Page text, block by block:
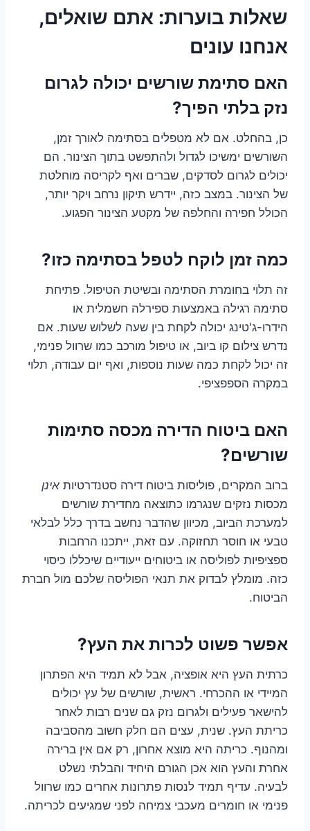
שאלות בוערות: אתם שואלים,
אנחנו עונים
האם סתימת שורשים יכולה לגרום
נזק בלתי הפיך?
כן, בהחלט. אם לא מטפלים בסתימה לאורך זמן,
השורשים ימשיכו לגדול ולהתפשט בתוך הצינור. הם
יכולים לגרום לסדקים, שברים ואף לקריסה מוחלטת
של הצינור. במצב כזה, יידרש תיקון נרחב ויקר יותר,
הכולל חפירה והחלפה של מקטע הצינור הפגוע.
כמה זמן לוקח לטפל בסתימה כזו?
זה תלוי בחומרת הסתימה ובשיטת הטיפול. פתיחת
סתימה רגילה באמצעות ספירלה חשמלית או
הידרו-ג'טינג יכולה לקחת בין שעה לשלוש שעות. אם
נדרש צילום קו ביוב, או טיפול מורכב כמו שרוול פנימי,
זה יכול לקחת כמה שעות נוספות, ואף יום עבודה, תלוי
במקרה הספפציפי.
האם ביטוח הדירה מכסה סתימות
שורשים?
ברוב המקרים, פוליסות ביטוח דירה סטנדרטיות אינן
מכסות נזקים שנגרמו כתוצאה מחדירת שורשים
למערכת הביוב, מכיוון שהדבר נחשב בדרך כלל לבלאי
טבעי או חוסר תחזוקה. עם זאת, ייתכנו הרחבות
ספציפיות לפוליסה או ביטוחים ייעודיים שיכללו כיסוי
כזה. מומלץ לבדוק את תנאי הפוליסה שלכם מול חברת
הביטוח.
אפשר פשוט לכרות את העץ?
כרתית העץ היא אופציה, אבל לא תמיד היא הפתרון
המיידי או ההכרחי. ראשית, שורשים של עץ יכולים
להישאר פעילים ולגרום נזק גם שנים רבות לאחר
כריתת העץ. שנית, עצים הם חלק חשוב מהסביבה
ומהנוף. כריתה היא מוצא אחרון, רק אם אין ברירה
אחרת והעץ הוא אכן הגורם היחיד והבלתי נשלט
לבעיה. עדיף תמיד לנסות פתרונות אחרים כמו שרוול
פנימי או חומרים מעכבי צמיחה לפני שמגיעים לכריתה.